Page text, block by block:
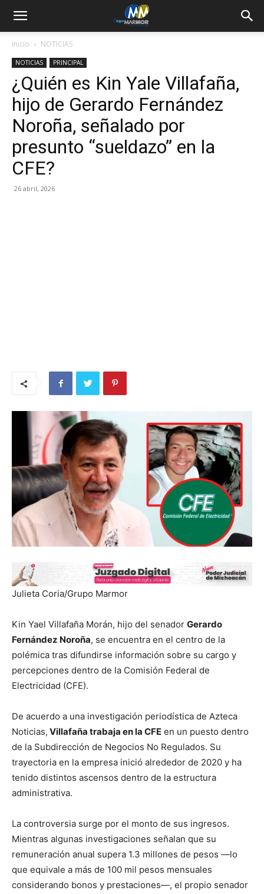
Inicio NOTICIAS
NOTICIAS PRINCIPAL
¿Quién es Kin Yale Villafaña,
hijo de Gerardo Fernández
Noroña, señalado por
presunto “sueldazo” en la
CFE?
26 abril, 2026
Julieta Coria/Grupo Marmor
Kin Yael Villafaña Morán, hijo del senador Gerardo
Fernández Noroña, se encuentra en el centro de la
polémica tras difundirse información sobre su cargo y
percepciones dentro de la Comisión Federal de
Electricidad (CFE).
De acuerdo a una investigación periodística de Azteca
Noticias, Villafaña trabaja en la CFE en un puesto dentro
de la Subdirección de Negocios No Regulados. Su
trayectoria en la empresa inició alrededor de 2020 y ha
tenido distintos ascensos dentro de la estructura
administrativa.
La controversia surge por el monto de sus ingresos.
Mientras algunas investigaciones señalan que su
remuneración anual supera 1.3 millones de pesos —lo
que equivale a más de 100 mil pesos mensuales
considerando bonos y prestaciones—, el propio senador